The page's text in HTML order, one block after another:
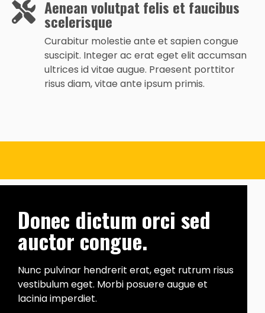
Aenean volutpat felis et faucibus
scelerisque
Curabitur molestie ante et sapien congue
suscipit. Integer ac erat eget elit accumsan
ultrices id vitae augue. Praesent porttitor
risus diam, vitae ante ipsum primis.
Donec dictum orci sed
auctor congue.
Nunc pulvinar hendrerit erat, eget rutrum risus
vestibulum eget. Morbi posuere augue et
lacinia imperdiet.